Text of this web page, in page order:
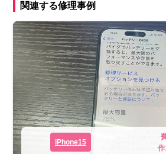
関連する修理事例
iPhone15